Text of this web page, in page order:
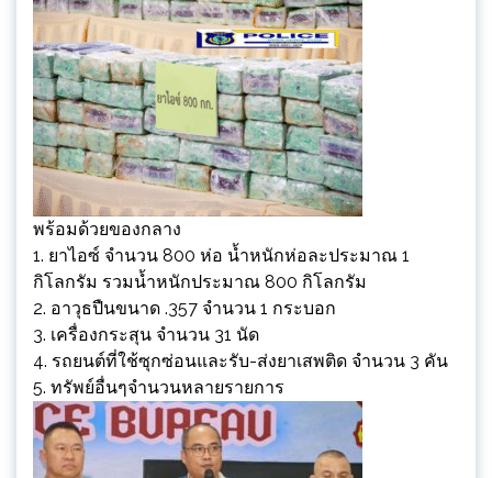
พร้อมด้วยของกลาง
1. ยาไอซ์ จำนวน 800 ห่อ น้ำหนักห่อละประมาณ 1
กิโลกรัม รวมน้ำหนักประมาณ 800 กิโลกรัม
2. อาวุธปืนขนาด .357 จำนวน 1 กระบอก
3. เครื่องกระสุน จำนวน 31 นัด
4. รถยนต์ที่ใช้ซุกซ่อนและรับ-ส่งยาเสพติด จำนวน 3 คัน
5. ทรัพย์อื่นๆจำนวนหลายรายการ